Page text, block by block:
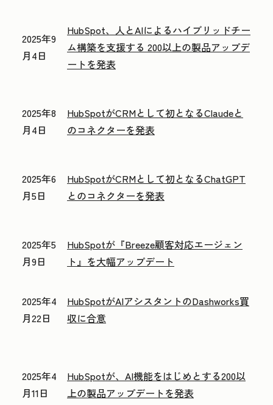
2025年9
月4日
HubSpot、人とAIによるハイブリッドチー
ム構築を支援する 200以上の製品アップデ
ートを発表
2025年8
月4日
HubSpotがCRMとして初となるClaudeと
のコネクターを発表
2025年6
月5日
HubSpotがCRMとして初となるChatGPT
とのコネクターを発表
2025年5
月9日
HubSpotが『Breeze顧客対応エージェン
ト』を大幅アップデート
2025年4
月22日
HubSpotがAIアシスタントのDashworks買
収に合意
2025年4
月11日
HubSpotが、AI機能をはじめとする200以
上の製品アップデートを発表